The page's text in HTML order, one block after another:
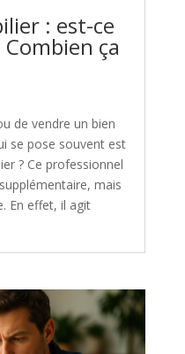
: est-ce
ça
de vendre un bien
se pose souvent est
? Ce professionnel
mais
En effet, il agit